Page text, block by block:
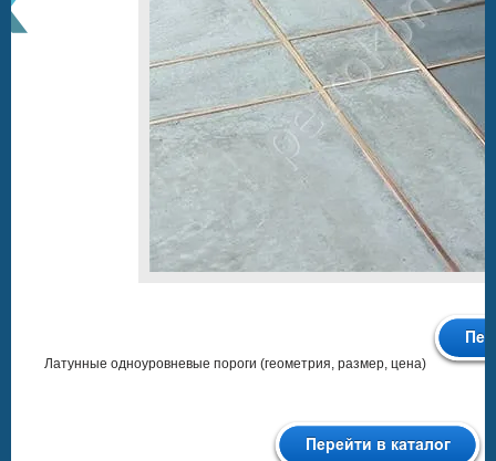
Латунные одноуровневые пороги (геометрия, размер, цена)